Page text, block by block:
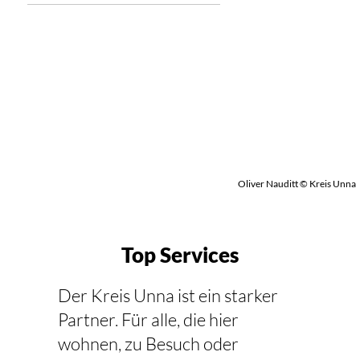
Oliver Nauditt © Kreis Unna
Top Services
Der Kreis Unna ist ein starker
Partner. Für alle, die hier
wohnen, zu Besuch oder